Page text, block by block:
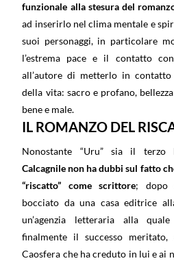
funzionale alla stesura del
ad inserirlo nel clima mentale e
suoi personaggi, in particolare
l’estrema pace e il contatto
all’autore di metterlo in
della vita: sacro e profano,
bene e male.
IL ROMANZO DEL
Nonostante “Uru” sia il terzo
Calcagnile non ha dubbi sul fatto
“riscatto” come scrittore; dopo
bocciato da una casa editrice
un’agenzia letteraria alla
finalmente il successo
Caosfera che ha creduto in lui e ai